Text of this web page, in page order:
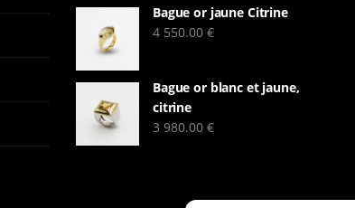
Bague or jaune Citrine
4 550.00 €
Bague or blanc et jaune,
citrine
3 980.00 €